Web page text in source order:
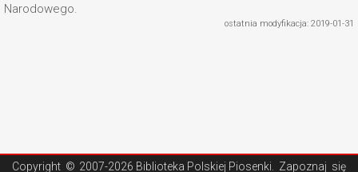
Narodowego.
ostatnia modyfikacja: 2019-01-31
Copyright © 2007-2026 Biblioteka Polskiej Piosenki . Zapoznaj się